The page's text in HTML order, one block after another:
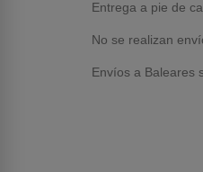
Entrega a pie de
No se realizan
Envíos a Baleares